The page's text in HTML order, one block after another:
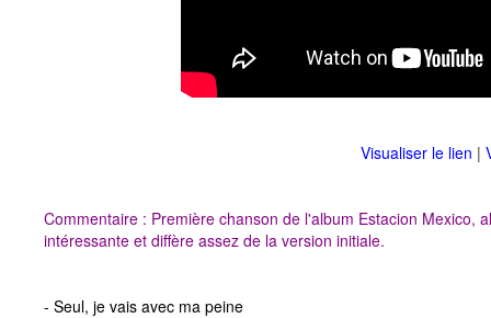
Visualiser le lien |
Commentaire : Première chanson de l'album Estacion Mexico,
intéressante et diffère assez de la version initiale.
- Seul, je vais avec ma peine